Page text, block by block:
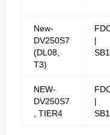
New-
DV250S7
(DL08,
T3)
|
NEW-
DV250S7
, TIER4
|